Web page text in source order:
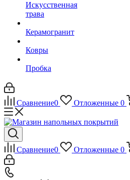
Искусственная
трава
Керамогранит
Ковры
Пробка
Сравнение0 Отложенные 0
Сравнение0 Отложенные 0